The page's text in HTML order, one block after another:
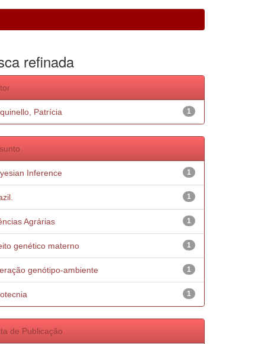
refinada
1
Patrícia
1
Inference
1
1
Agrárias
1
genético materno
1
genótipo-ambiente
1
de Publicação